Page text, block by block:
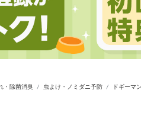
・除菌消臭 虫よけ・ノミダニ予防 ドギーマ